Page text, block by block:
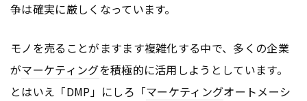
争は確実に厳しくなっています。
モノを売ることがますます複雑化する中で、多くの企業
がマーケティングを積極的に活用しようとしています。
とはいえ「DMP」にしろ「マーケティングオートメーシ